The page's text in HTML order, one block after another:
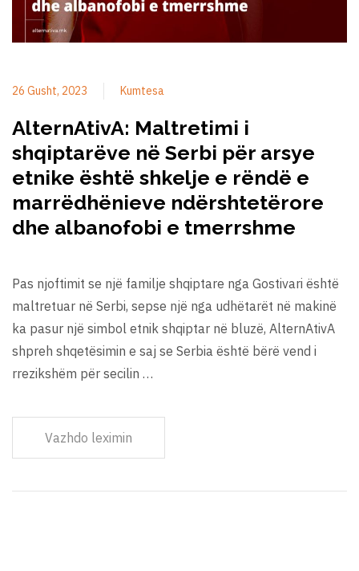
26 Gusht, 2023 Kumtesa
AlternAtivA: Maltretimi i
shqiptarëve në Serbi për arsye
etnike është shkelje e rëndë e
marrëdhënieve ndërshtetërore
dhe albanofobi e tmerrshme
Pas njoftimit se një familje shqiptare nga Gostivari është
maltretuar në Serbi, sepse një nga udhëtarët në makinë
ka pasur një simbol etnik shqiptar në bluzë, AlternAtivA
shpreh shqetësimin e saj se Serbia është bërë vend i
rrezikshëm për secilin …
Vazhdo leximin